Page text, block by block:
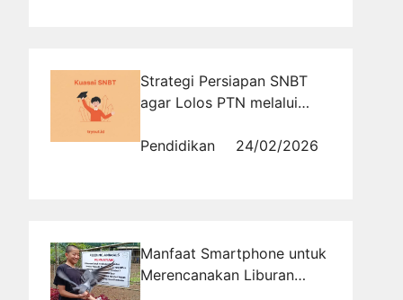
Strategi Persiapan SNBT
agar Lolos PTN melalui
Terstruktur
Pendidikan 24/02/2026
Manfaat Smartphone untuk
Merencanakan Liburan